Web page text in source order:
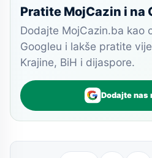
Pratite MojCazin i na
Dodajte MojCazin.ba kao
Googleu i lakše pratite
Krajine, BiH i dijaspore.
Dodajte nas